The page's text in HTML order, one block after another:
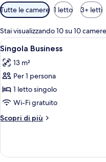
Filtri
disponibili
per
le
camere
Tutte le camere 1 letto 3+ letti
Stai visualizzando 10 su 10 camere
Apri
tutte
le
foto
per
Singola
Business
5
Singola Business
13 m²
Per 1 persona
1 letto singolo
Wi-Fi gratuito
Scopri di più
Altri
Business